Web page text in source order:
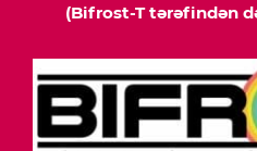
(Bifrost-T tərəfindən